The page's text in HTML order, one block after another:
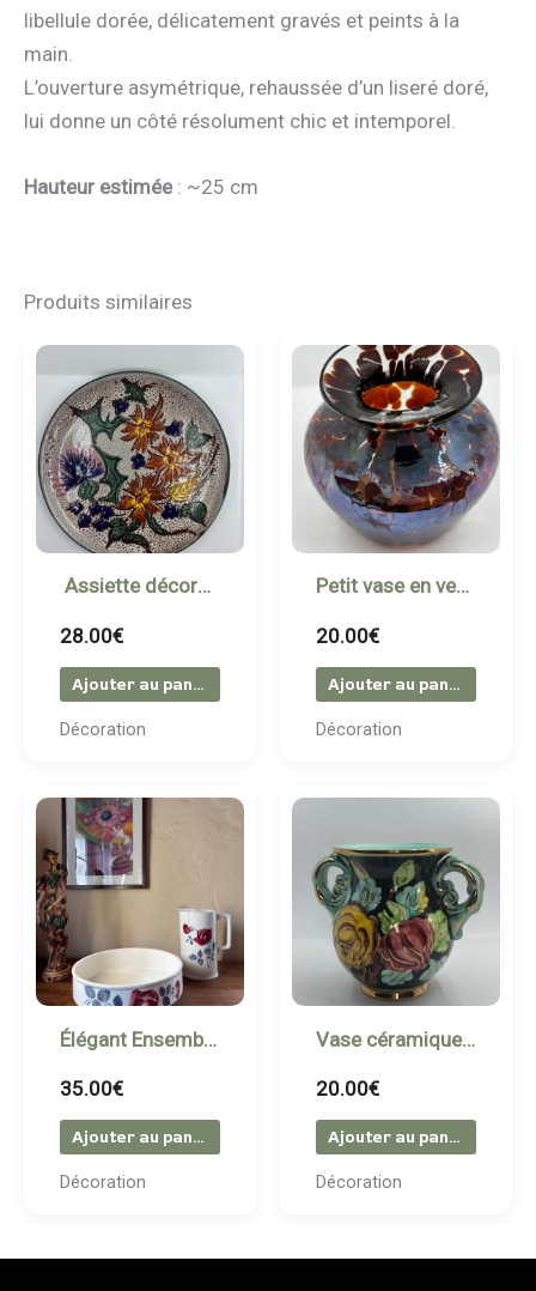
libellule dorée, délicatement gravés et peints à la
main.
L’ouverture asymétrique, rehaussée d’un liseré doré,
lui donne un côté résolument chic et intemporel.
Hauteur estimée: ~25 cm
Produits similaires
Assiette décorative en céramique signée Valaurix
28.00€
Ajouter au panier
Décoration
Petit vase en verre soufflé multicolore
20.00€
Ajouter au panier
Décoration
Élégant Ensemble Vintage – Pichet et Bassin en Céramique Sarreguemines & Digoin
35.00€
Ajouter au panier
Décoration
Vase céramique vintage signé “Cérart Monaco”
20.00€
Ajouter au panier
Décoration